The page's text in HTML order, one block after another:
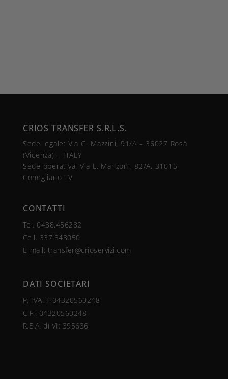
ACCEDI ALL'AREA RISERVATA
CRIOS TRANSFER S.R.L.S.
Sede legale: Via G. Mazzini, 91/A – 36027 Rosà
(Vicenza) – ITALY
Sede operativa: Via L. Manzoni, 82/A, 31015
Conegliano TV
CONTATTI
Tel. 0438.456282
Cell. 337.843050
E-mail: transfer@crioservizi.com
DATI SOCIETARI
P. IVA: IT04320560248
C.F.: 04320560248
R.E.A. di VI: 395636